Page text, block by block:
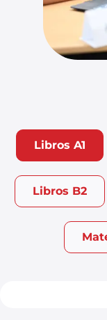
Libros A1
Libros B2